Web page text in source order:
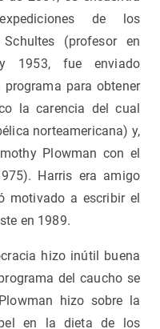
de los
(profesor en
1953, fue enviado
para obtener
la carencia del cual
norteamericana) y,
Plowman con el
Harris era amigo
motivado a escribir el
en 1989.
hizo inútil buena
del caucho se
hizo sobre la
en la dieta de los